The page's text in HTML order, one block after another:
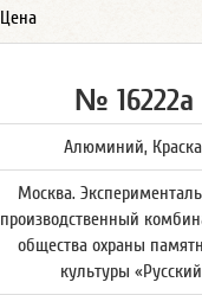
Цена
№ 16222а
Алюминий,
Москва.
производственный
общества охраны
культуры